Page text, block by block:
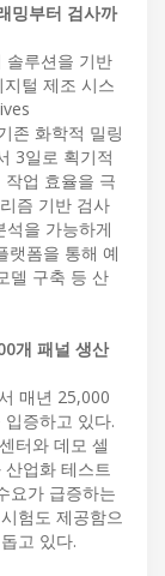
밍부터 검사까
솔루션을 기반
털 제조 시스
존 화학적 밀링
3일로 획기적
업 효율을 극
즘 기반 검사
을 가능하게
랫폼을 통해 예
델 구축 등 산
개 패널 생산
매년 25,000
증하고 있다.
터와 데모 셀
업화 테스트
요가 급증하는
험도 제공함으
고 있다.